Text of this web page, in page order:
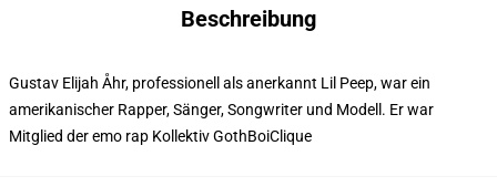
Beschreibung
Gustav Elijah Åhr, professionell als anerkannt Lil Peep, war ein
amerikanischer Rapper, Sänger, Songwriter und Modell. Er war
Mitglied der emo rap Kollektiv GothBoiClique